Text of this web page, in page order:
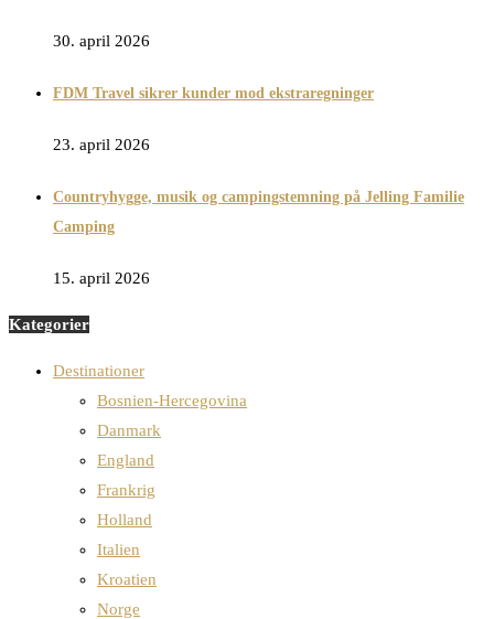
30. april 2026
FDM Travel sikrer kunder mod ekstraregninger
23. april 2026
Countryhygge, musik og campingstemning på Jelling Familie
Camping
15. april 2026
Kategorier
Destinationer
Bosnien-Hercegovina
Danmark
England
Frankrig
Holland
Italien
Kroatien
Norge